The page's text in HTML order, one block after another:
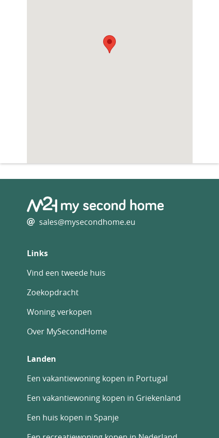
sales@mysecondhome.eu
Links
Vind een tweede huis
Zoekopdracht
Woning verkopen
Over MySecondHome
Landen
Een vakantiewoning kopen in Portugal
Een vakantiewoning kopen in Griekenland
Een huis kopen in Spanje